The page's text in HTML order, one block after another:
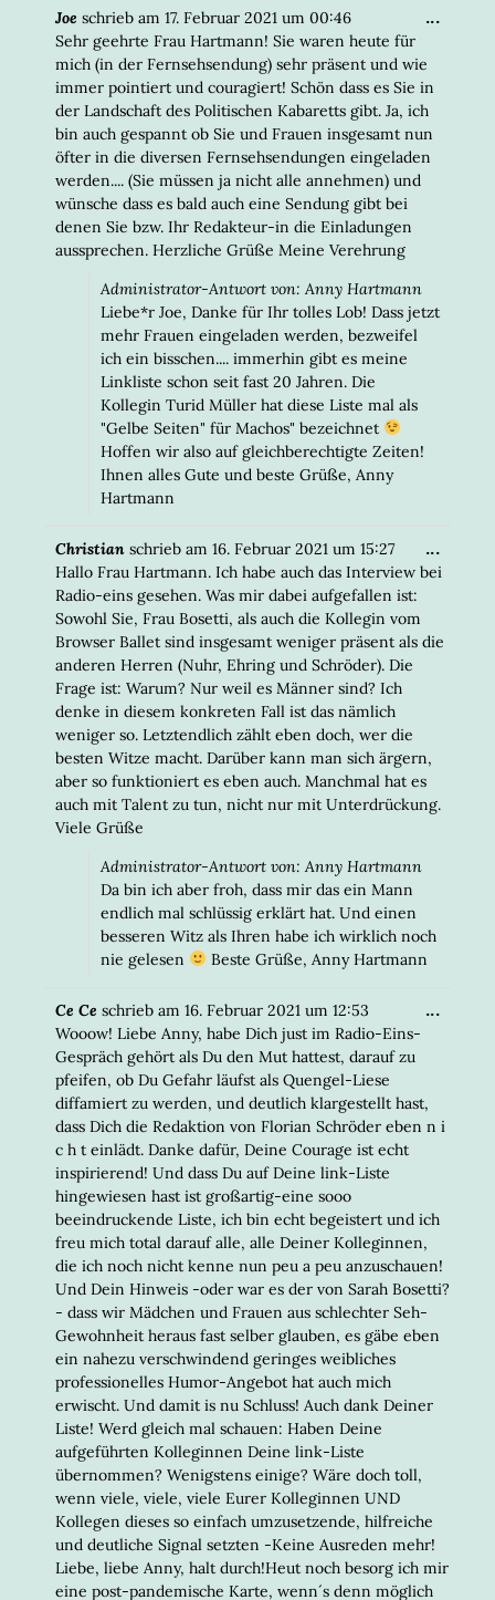
Joe schrieb am 17. Februar 2021 um 00:46
Sehr geehrte Frau Hartmann! Sie waren heute für
mich (in der Fernsehsendung) sehr präsent und wie
immer pointiert und couragiert! Schön dass es Sie in
der Landschaft des Politischen Kabaretts gibt. Ja, ich
bin auch gespannt ob Sie und Frauen insgesamt nun
öfter in die diversen Fernsehsendungen eingeladen
werden.... (Sie müssen ja nicht alle annehmen) und
wünsche dass es bald auch eine Sendung gibt bei
denen Sie bzw. Ihr Redakteur-in die Einladungen
aussprechen. Herzliche Grüße Meine Verehrung
Administrator-Antwort von: Anny Hartmann
Liebe*r Joe, Danke für Ihr tolles Lob! Dass jetzt
mehr Frauen eingeladen werden, bezweifel
ich ein bisschen.... immerhin gibt es meine
Linkliste schon seit fast 20 Jahren. Die
Kollegin Turid Müller hat diese Liste mal als
"Gelbe Seiten" für Machos" bezeichnet
Hoffen wir also auf gleichberechtigte Zeiten!
Ihnen alles Gute und beste Grüße, Anny
Hartmann
...DIESE
Christian schrieb am 16. Februar 2021 um 15:27
Hallo Frau Hartmann. Ich habe auch das Interview bei
Radio-eins gesehen. Was mir dabei aufgefallen ist:
Sowohl Sie, Frau Bosetti, als auch die Kollegin vom
Browser Ballet sind insgesamt weniger präsent als die
anderen Herren (Nuhr, Ehring und Schröder). Die
Frage ist: Warum? Nur weil es Männer sind? Ich
denke in diesem konkreten Fall ist das nämlich
weniger so. Letztendlich zählt eben doch, wer die
besten Witze macht. Darüber kann man sich ärgern,
aber so funktioniert es eben auch. Manchmal hat es
auch mit Talent zu tun, nicht nur mit Unterdrückung.
Viele Grüße
Administrator-Antwort von: Anny Hartmann
Da bin ich aber froh, dass mir das ein Mann
endlich mal schlüssig erklärt hat. Und einen
besseren Witz als Ihren habe ich wirklich noch
nie gelesen
Beste Grüße, Anny Hartmann
...DIESE
Ce Ce schrieb am 16. Februar 2021 um 12:53
Wooow! Liebe Anny, habe Dich just im Radio-Eins-
Gespräch gehört als Du den Mut hattest, darauf zu
pfeifen, ob Du Gefahr läufst als Quengel-Liese
diffamiert zu werden, und deutlich klargestellt hast,
dass Dich die Redaktion von Florian Schröder eben n i
c h t einlädt. Danke dafür, Deine Courage ist echt
inspirierend! Und dass Du auf Deine link-Liste
hingewiesen hast ist großartig-eine sooo
beeindruckende Liste, ich bin echt begeistert und ich
freu mich total darauf alle, alle Deiner Kolleginnen,
die ich noch nicht kenne nun peu a peu anzuschauen!
Und Dein Hinweis -oder war es der von Sarah Bosetti?
- dass wir Mädchen und Frauen aus schlechter Seh-
Gewohnheit heraus fast selber glauben, es gäbe eben
ein nahezu verschwindend geringes weibliches
professionelles Humor-Angebot hat auch mich
erwischt. Und damit is nu Schluss! Auch dank Deiner
Liste! Werd gleich mal schauen: Haben Deine
aufgeführten Kolleginnen Deine link-Liste
übernommen? Wenigstens einige? Wäre doch toll,
wenn viele, viele, viele Eurer Kolleginnen UND
Kollegen dieses so einfach umzusetzende, hilfreiche
und deutliche Signal setzten -Keine Ausreden mehr!
Liebe, liebe Anny, halt durch!Heut noch besorg ich mir
eine post-pandemische Karte, wenn´s denn möglich
...DIESE